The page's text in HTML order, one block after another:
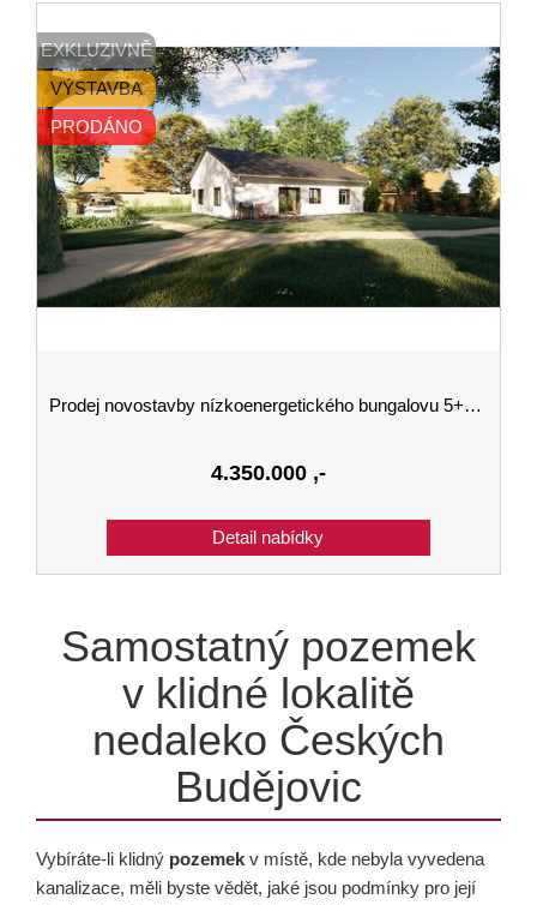
EXKLUZIVNĚ
VÝSTAVBA
PRODÁNO
Prodej novostavby nízkoenergetického bungalovu 5+KK v Kaplici 143 m2 na pozemku 1000 m2.
4.350.000 ,-
Samostatný pozemek
v klidné lokalitě
nedaleko Českých
Budějovic
Vybíráte-li klidný pozemek v místě, kde nebyla vyvedena
kanalizace, měli byste vědět, jaké jsou podmínky pro její